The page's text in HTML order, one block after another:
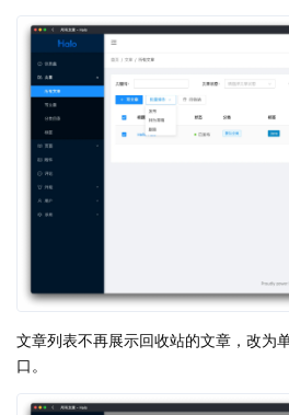
文章列表不再展示回收站的文章，改为
口。